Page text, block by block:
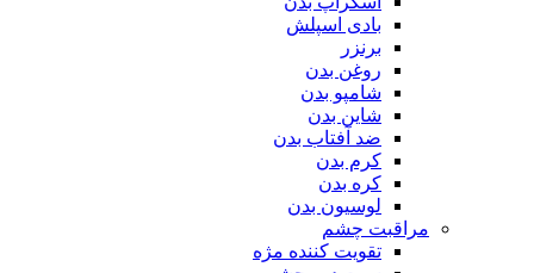
بادی اسپلش
برنزر
روغن بدن
شامپو بدن
شاین بدن
ضد آفتاب بدن
کرم بدن
کره بدن
لوسیون بدن
مراقبت چشم
تقویت کننده مژه